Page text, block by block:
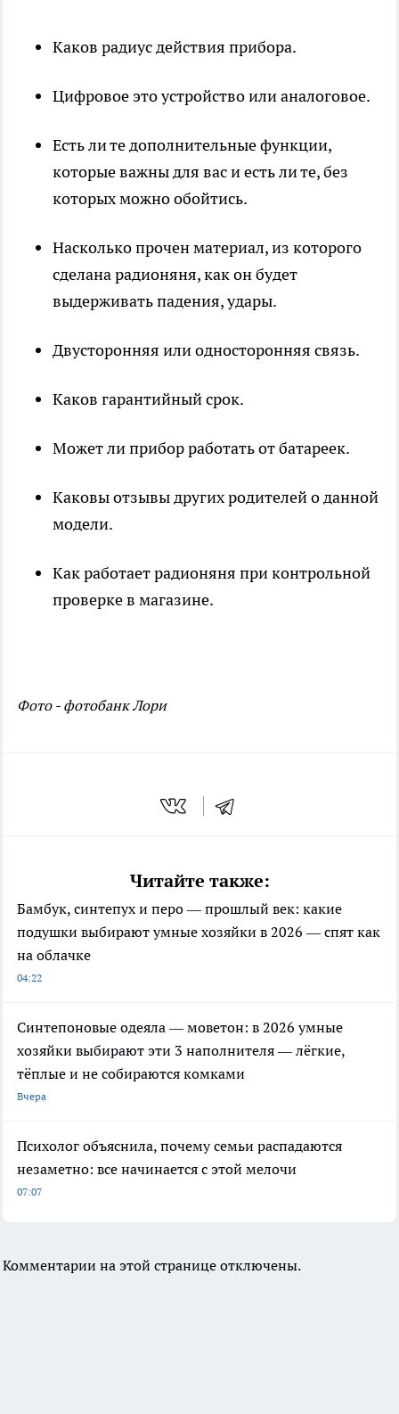
Каков радиус действия прибора.
Цифровое это устройство или аналоговое.
Есть ли те дополнительные функции,
которые важны для вас и есть ли те, без
которых можно обойтись.
Насколько прочен материал, из которого
сделана радионяня, как он будет
выдерживать падения, удары.
Двусторонняя или односторонняя связь.
Каков гарантийный срок.
Может ли прибор работать от батареек.
Каковы отзывы других родителей о данной
модели.
Как работает радионяня при контрольной
проверке в магазине.
Фото - фотобанк Лори
Читайте также:
Бамбук, синтепух и перо — прошлый век: какие
подушки выбирают умные хозяйки в 2026 — спят как
на облачке
04:22
Синтепоновые одеяла — моветон: в 2026 умные
хозяйки выбирают эти 3 наполнителя — лёгкие,
тёплые и не собираются комками
Вчера
Психолог объяснила, почему семьи распадаются
незаметно: все начинается с этой мелочи
07:07
Комментарии на этой странице отключены.